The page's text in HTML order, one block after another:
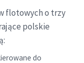
flotowych o trzy
polskie
do